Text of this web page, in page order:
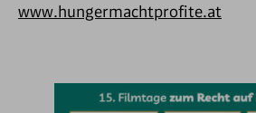
www.hungermachtprofite.at